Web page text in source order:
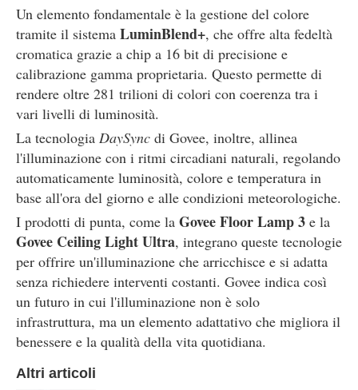
Un elemento fondamentale è la gestione del colore
tramite il sistema LuminBlend+, che offre alta fedeltà
cromatica grazie a chip a 16 bit di precisione e
calibrazione gamma proprietaria. Questo permette di
rendere oltre 281 trilioni di colori con coerenza tra i
vari livelli di luminosità.
La tecnologia DaySync di Govee, inoltre, allinea
l'illuminazione con i ritmi circadiani naturali, regolando
automaticamente luminosità, colore e temperatura in
base all'ora del giorno e alle condizioni meteorologiche.
I prodotti di punta, come la Govee Floor Lamp 3 e la
Govee Ceiling Light Ultra, integrano queste tecnologie
per offrire un'illuminazione che arricchisce e si adatta
senza richiedere interventi costanti. Govee indica così
un futuro in cui l'illuminazione non è solo
infrastruttura, ma un elemento adattativo che migliora il
benessere e la qualità della vita quotidiana.
Altri articoli